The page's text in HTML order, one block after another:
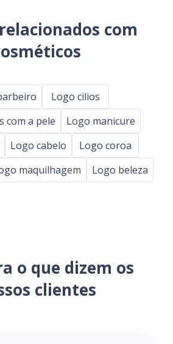
com
Logo cilios
com a pele
Logo manicure
Logo cabelo
Logo coroa
maquilhagem Logo beleza
o que dizem os
clientes